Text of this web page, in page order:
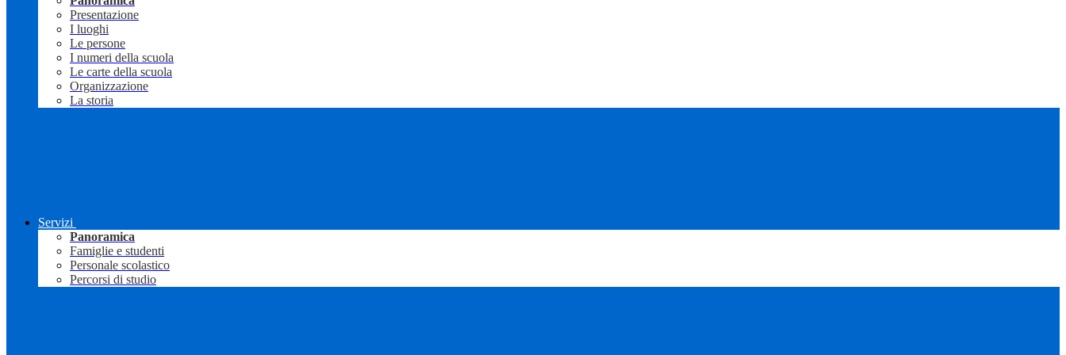
Presentazione
I luoghi
Le persone
I numeri della scuola
Le carte della scuola
Organizzazione
La storia
Servizi
Panoramica
Famiglie e studenti
Personale scolastico
Percorsi di studio